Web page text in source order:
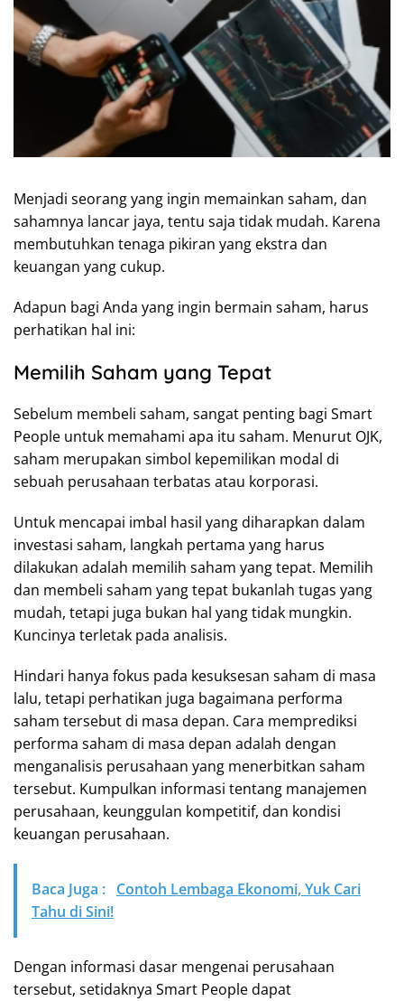
Menjadi seorang yang ingin memainkan saham, dan
sahamnya lancar jaya, tentu saja tidak mudah. Karena
membutuhkan tenaga pikiran yang ekstra dan
keuangan yang cukup.
Adapun bagi Anda yang ingin bermain saham, harus
perhatikan hal ini:
Memilih Saham yang Tepat
Sebelum membeli saham, sangat penting bagi Smart
People untuk memahami apa itu saham. Menurut OJK,
saham merupakan simbol kepemilikan modal di
sebuah perusahaan terbatas atau korporasi.
Untuk mencapai imbal hasil yang diharapkan dalam
investasi saham, langkah pertama yang harus
dilakukan adalah memilih saham yang tepat. Memilih
dan membeli saham yang tepat bukanlah tugas yang
mudah, tetapi juga bukan hal yang tidak mungkin.
Kuncinya terletak pada analisis.
Hindari hanya fokus pada kesuksesan saham di masa
lalu, tetapi perhatikan juga bagaimana performa
saham tersebut di masa depan. Cara memprediksi
performa saham di masa depan adalah dengan
menganalisis perusahaan yang menerbitkan saham
tersebut. Kumpulkan informasi tentang manajemen
perusahaan, keunggulan kompetitif, dan kondisi
keuangan perusahaan.
Baca Juga : Contoh Lembaga Ekonomi, Yuk Cari
Tahu di Sini!
Dengan informasi dasar mengenai perusahaan
tersebut, setidaknya Smart People dapat